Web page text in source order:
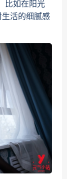
比如在阳光
生活的细腻感